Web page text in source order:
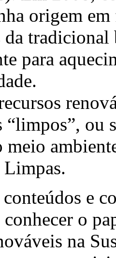
origem
tradicional
para
“limpos”, ou
e
o
na